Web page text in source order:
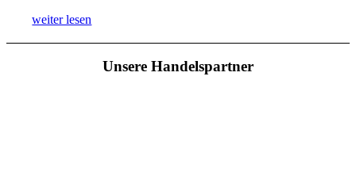
weiter lesen
Unsere Handelspartner